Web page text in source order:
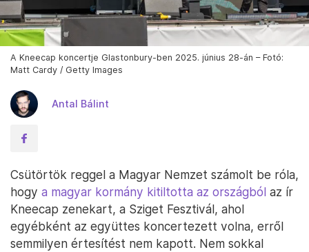
A Kneecap koncertje Glastonbury-ben 2025. június 28-án – Fotó:
Matt Cardy / Getty Images
Antal Bálint
Csütörtök reggel a Magyar Nemzet számolt be róla,
hogy a magyar kormány kitiltotta az országból az ír
Kneecap zenekart, a Sziget Fesztivál, ahol
egyébként az együttes koncertezett volna, erről
semmilyen értesítést nem kapott. Nem sokkal